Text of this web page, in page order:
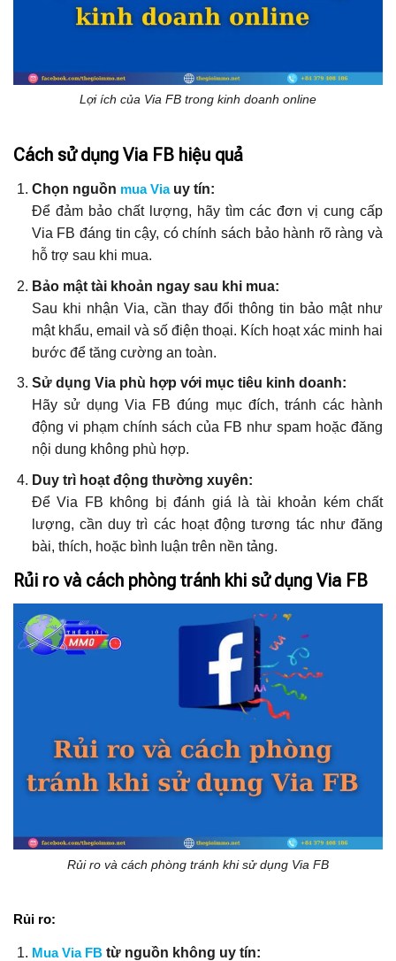
Lợi ích của Via FB trong kinh doanh online
Cách sử dụng Via FB hiệu quả
Chọn nguồn mua Viauy tín:
Để đảm bảo chất lượng, hãy tìm các đơn vị cung cấp
Via FB đáng tin cậy, có chính sách bảo hành rõ ràng và
hỗ trợ sau khi mua.
Bảo mật tài khoản ngay sau khi mua:
Sau khi nhận Via, cần thay đổi thông tin bảo mật như
mật khẩu, email và số điện thoại. Kích hoạt xác minh hai
bước để tăng cường an toàn.
Sử dụng Via phù hợp với mục tiêu kinh doanh:
Hãy sử dụng Via FB đúng mục đích, tránh các hành
động vi phạm chính sách của FB như spam hoặc đăng
nội dung không phù hợp.
Duy trì hoạt động thường xuyên:
Để Via FB không bị đánh giá là tài khoản kém chất
lượng, cần duy trì các hoạt động tương tác như đăng
bài, thích, hoặc bình luận trên nền tảng.
Rủi ro và cách phòng tránh khi sử dụng Via FB
Rủi ro và cách phòng tránh khi sử dụng Via FB
Rủi ro:
Mua Via FBtừ nguồn không uy tín: